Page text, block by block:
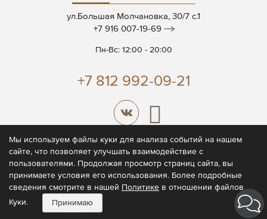
ул.Большая Молчановка, 30/7 c.1
+7 916 007-19-69
Пн-Вс: 12:00 - 20:00
+7 812 992-09-21
Политика конфиденциальности
Пользовательское соглашение
Мы используем файлы куки для анализа событий на нашем
сайте, что позволяет улучшать взаимодействие с
пользователями. Продолжая просмотр страниц сайта, вы
принимаете условия его использования. Более подробные
сведения смотрите в нашей Политике в отношении файлов
Куки.
Принимаю